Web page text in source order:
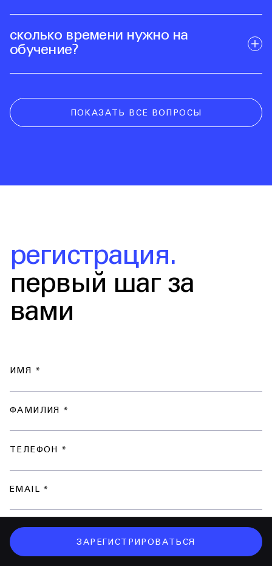
сколько времени нужно на
обучение?
ПОКАЗАТЬ ВСЕ ВОПРОСЫ
регистрация.
первый шаг за
вами
ИМЯ *
ФАМИЛИЯ *
ТЕЛЕФОН *
EMAIL *
У МЕНЯ ЕСТЬ ПРОМОКОД
ЗАРЕГИСТРИРОВАТЬСЯ